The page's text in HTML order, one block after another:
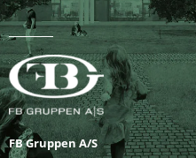
FB Gruppen A/S